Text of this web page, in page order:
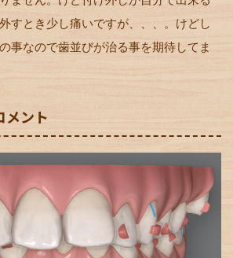
すとき少し痛いですが、、、。けどし
事なので歯並びが治る事を期待してま
メント